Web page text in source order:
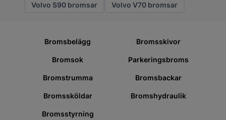
Volvo S90 bromsar
Volvo V70 bromsar
Bromsbelägg Bromsskivor
Bromsok Parkeringsbroms
Bromstrumma Bromsbackar
Bromssköldar Bromshydraulik
Bromsstyrning